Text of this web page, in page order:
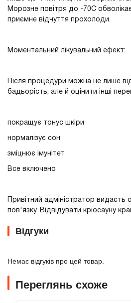
Морозне повітря до -70С
приємне відчуття прохолоди.
Моментальний лікувальний ефект:
Після процедури можна не лише
бадьорість, але й оцінити інші
покращує тонус шкіри
нормалізує сон
зміцнює імунітет
Все включено
Привітний адміністратор видасть
пов'язку. Відвідувати кріосауну
Відгуки
Немає відгуків про цей товар.
Переглянь схоже